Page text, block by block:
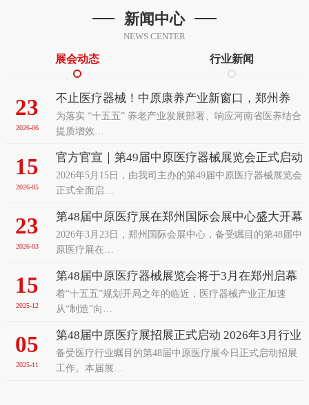
新闻中心
NEWS CENTER
展会动态 行业新闻
23
2026-06
不止医疗器械！中原康养产业新窗口，郑州养
老、辅具及康复医疗展览会前瞻
为落实 “十五五” 养老产业发展部署、响应河南省医养结合
提质增效…
15
2026-05
官方官宣｜第49届中原医疗器械展览会正式启动
招展！9月聚力郑州赋能中部医疗发展
2026年5月15日，由我司主办的第49届中原医疗器械展览会
正式全面启…
23
2026-03
第48届中原医疗展在郑州国际会展中心盛大开幕
2026年3月23日，郑州国际会展中心，备受瞩目的第48届中
原医疗展在…
15
2025-12
第48届中原医疗器械展览会将于3月在郑州启幕
以智能变革之姿诚邀全球客商共襄盛举
着“十五五”规划开局之年的临近，医疗器械产业正加速
从“制造”向…
05
2025-11
第48届中原医疗展招展正式启动 2026年3月行业
盛会再聚郑州
备受医疗行业瞩目的第48届中原医疗展今日正式启动招展
工作。本届展…